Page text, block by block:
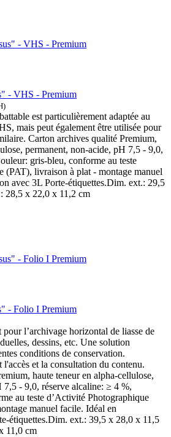
- VHS - Premium
est particulièrement adaptée au
mais peut également être utilisée pour
Carton archives qualité Premium,
permanent, non-acide, pH 7,5 - 9,0,
gris-bleu, conforme au teste
(PAT), livraison à plat - montage manuel
avec 3L Porte-étiquettes.Dim. ext.: 29,5
28,5 x 22,0 x 11,2 cm
- Folio I Premium
l’archivage horizontal de liasse de
dessins, etc. Une solution
conditions de conservation.
et la consultation du contenu.
haute teneur en alpha-cellulose,
7,5 - 9,0, réserve alcaline: ≥ 4 %,
au teste d’Activité Photographique
manuel facile. Idéal en
étiquettes.Dim. ext.: 39,5 x 28,0 x 11,5
11,0 cm